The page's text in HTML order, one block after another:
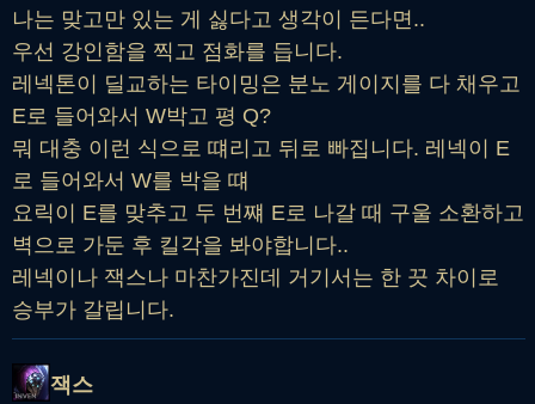
나는 맞고만 있는 게 싫다고 생각이 든다면..
우선 강인함을 찍고 점화를 듭니다.
레넥톤이 딜교하는 타이밍은 분노 게이지를 다 채우고
E로 들어와서 W박고 평 Q?
뭐 대충 이런 식으로 떄리고 뒤로 빠집니다. 레넥이 E
로 들어와서 W를 박을 떄
요릭이 E를 맞추고 두 번쨰 E로 나갈 때 구울 소환하고
벽으로 가둔 후 킬각을 봐야합니다..
레넥이나 잭스나 마찬가진데 거기서는 한 끗 차이로
승부가 갈립니다.
잭스